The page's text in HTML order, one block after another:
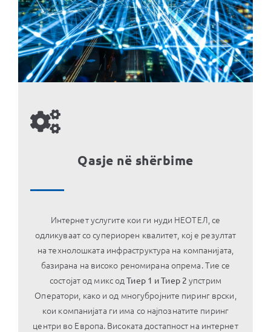
Qasje në shërbime
Интернет услугите кои ги нуди НЕОТЕЛ, се
одликуваат со супериорен квалитет, кој е резултат
на технолошката инфраструктура на компанијата,
базирана на високо реномирана опрема. Tие се
состојат од микс одТиер 1 и Тиер 2 упстрим
Оператори, како и од многубројните пиринг врски,
кои компанијата ги има со најпознатите пиринг
центри во Европа. Високата достапност на интернет